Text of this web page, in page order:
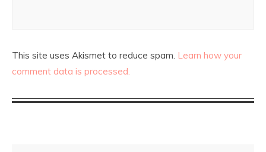
This site uses Akismet to reduce spam. Learn how your
comment data is processed.